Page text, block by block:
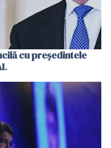
cu preşedintele